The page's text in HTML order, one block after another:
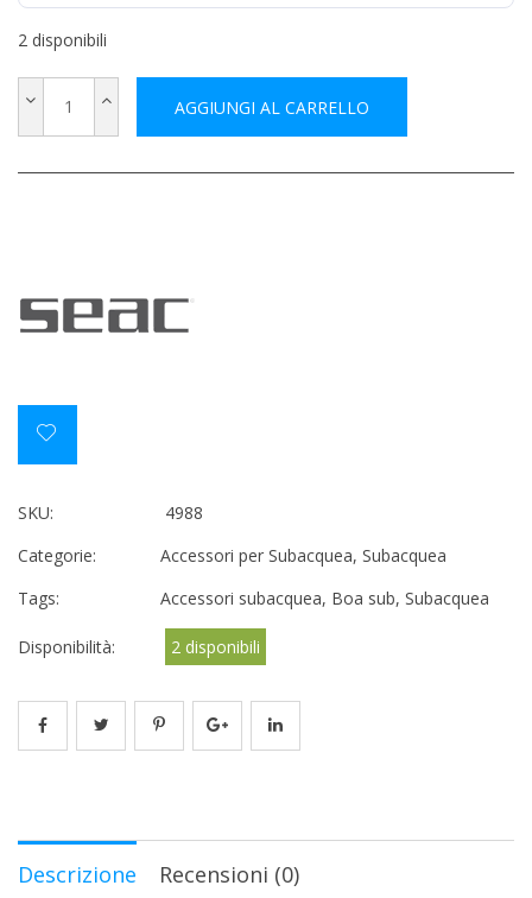
2 disponibili
AGGIUNGI AL CARRELLO
SKU:
4988
Categorie:
Accessori per Subacquea, Subacquea
Tags:
Accessori subacquea, Boa sub, Subacquea
Disponibilità: 2 disponibili
Descrizione Recensioni (0)